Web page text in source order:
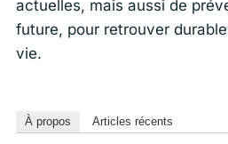
actuelles, mais aussi de
future, pour retrouver
vie.
À propos Articles récents